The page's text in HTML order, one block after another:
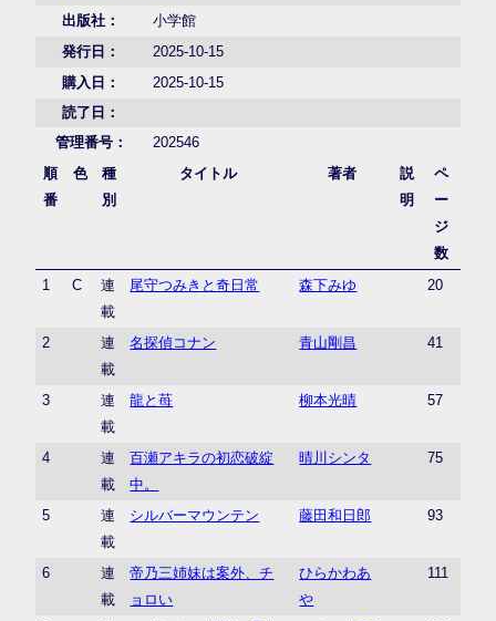
出版社：
小学館
発行日：
2025-10-15
購入日：
2025-10-15
読了日：
管理番号：
202546
順
番
色
種
別
タイトル 著者
説
明
ペ
ー
ジ
数
1
C
連
載
尾守つみきと奇日常 森下みゆ 20
2
連
載
名探偵コナン 青山剛昌 41
3
連
載
龍と苺 柳本光晴 57
4
連
載
百瀬アキラの初恋破綻
中。
晴川シンタ 75
5
連
載
シルバーマウンテン 藤田和日郎 93
6
連
載
帝乃三姉妹は案外、チ
ョロい
ひらかわあ
や
111